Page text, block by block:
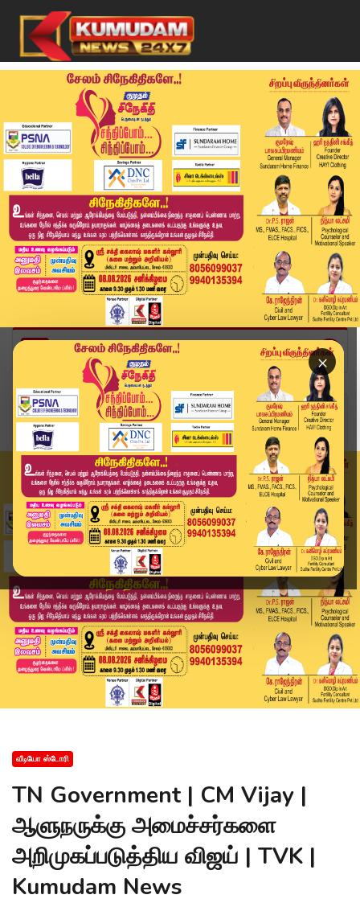
×
Home
வீடியோ ஸ்டோரி
TN Government | CM Vijay | ஆளுநருக்கு அமைச்சர்க...
வீடியோ ஸ்டோரி
TN Government | CM Vijay |
ஆளுநருக்கு அமைச்சர்களை
அறிமுகப்படுத்திய விஜய் | TVK |
Kumudam News